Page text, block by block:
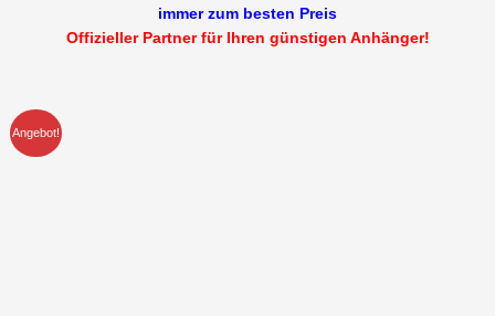
immer zum besten Preis
Offizieller Partner für Ihren günstigen Anhänger!
Angebot!